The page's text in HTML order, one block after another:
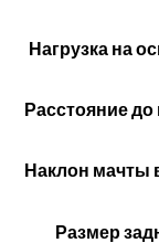
Нагрузка на
Расстояние до
Наклон мачты
Размер